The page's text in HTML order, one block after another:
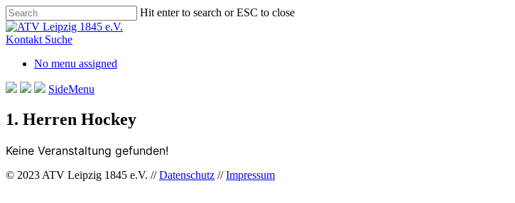
Skip
to
main
Hit enter to search or ESC to close
Close
Search
Kontakt Suche
No menu assigned
SideMenu
1. Herren Hockey
Keine Veranstaltung gefunden!
© 2023 ATV Leipzig 1845 e.V. //Datenschutz //Impressum